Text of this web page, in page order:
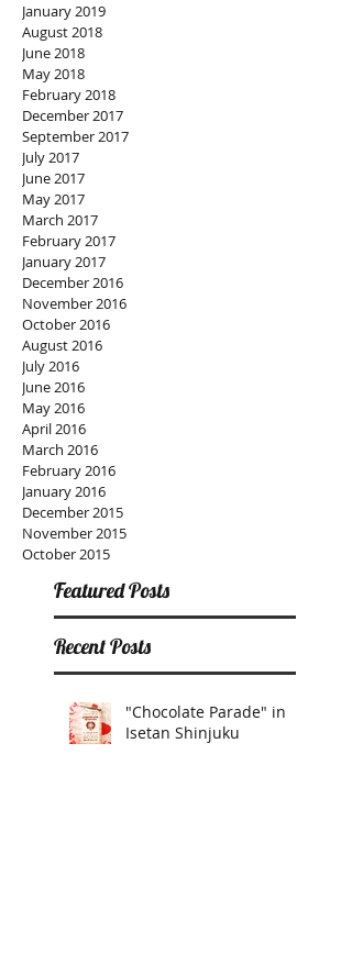
January 2019
August 2018
June 2018
May 2018
February 2018
December 2017
September 2017
July 2017
June 2017
May 2017
March 2017
February 2017
January 2017
December 2016
November 2016
October 2016
August 2016
July 2016
June 2016
May 2016
April 2016
March 2016
February 2016
January 2016
December 2015
November 2015
October 2015
Featured Posts
Recent Posts
"Chocolate Parade" in
Isetan Shinjuku